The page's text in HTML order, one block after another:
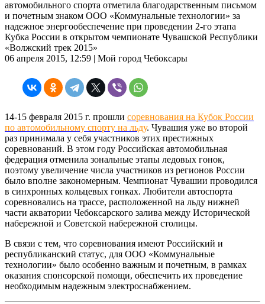
автомобильного спорта отметила благодарственным письмом
и почетным знаком ООО «Коммунальные технологии» за
надежное энергообеспечение при проведении 2-го этапа
Кубка России в открытом чемпионате Чувашской Республики
«Волжский трек 2015»
06 апреля 2015, 12:59 | Мой город Чебоксары
14-15 февраля 2015 г. прошли соревнования на Кубок России
по автомобильному спорту на льду. Чувашия уже во второй
раз принимала у себя участников этих престижных
соревнований. В этом году Российская автомобильная
федерация отменила зональные этапы ледовых гонок,
поэтому увеличение числа участников из регионов России
было вполне закономерным. Чемпионат Чувашии проводился
в синхронных кольцевых гонках. Любители автоспорта
соревновались на трассе, расположенной на льду нижней
части акватории Чебоксарского залива между Исторической
набережной и Советской набережной столицы.
В связи с тем, что соревнования имеют Российский и
республиканский статус, для ООО «Коммунальные
технологии» было особенно важным и почетным, в рамках
оказания спонсорской помощи, обеспечить их проведение
необходимым надежным электроснабжением.